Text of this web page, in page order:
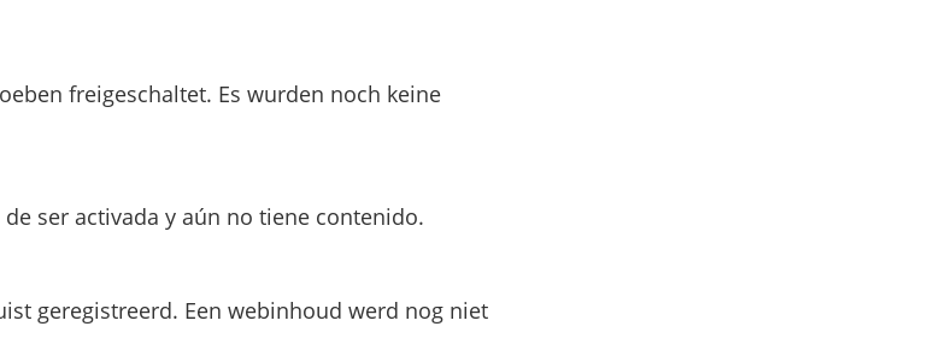
freigeschaltet. Es wurden noch keine
de ser activada y aún no tiene contenido.
geregistreerd. Een webinhoud werd nog niet